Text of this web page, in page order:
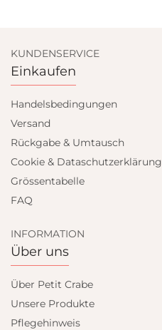
KUNDENSERVICE
Einkaufen
Handelsbedingungen
Versand
Rückgabe & Umtausch
Cookie & Dataschutzerklärung
Grössentabelle
FAQ
INFORMATION
Über uns
Über Petit Crabe
Unsere Produkte
Pflegehinweis